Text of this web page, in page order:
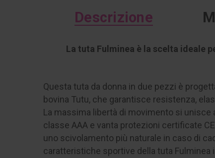
Descrizione
La tuta Fulminea è la scelta ideale
Questa tuta da donna in due pezzi è
bovina Tutu, che garantisce resistenza,
La massima libertà di movimento si unisce
classe AAA e vanta protezioni certificate
uno scivolamento più naturale in caso di
caratteristiche sportive della tuta Fulminea